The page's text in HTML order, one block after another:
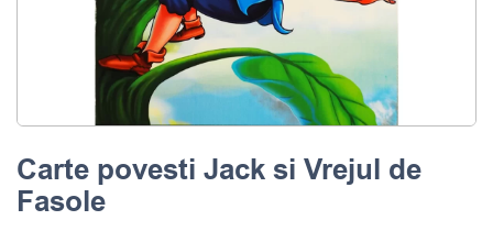
Carte povesti Jack si Vrejul de
Fasole